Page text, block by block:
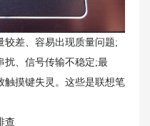
差、容易出现质量问题;
扰、信号传输不稳定;最
触摸键失灵。这些是联想笔
查